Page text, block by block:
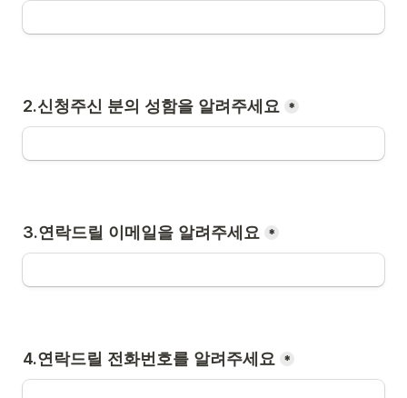
2.신청주신 분의 성함을 알려주세요 *
3.연락드릴 이메일을 알려주세요 *
4.연락드릴 전화번호를 알려주세요 *